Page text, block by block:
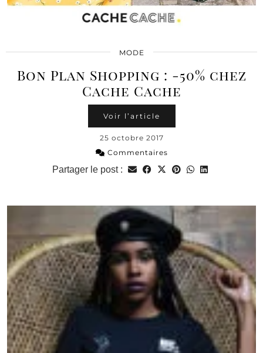
MODE
Bon Plan Shopping : -50% chez
Cache Cache
Voir l’article
25 octobre 2017
Commentaires
Partager le post :